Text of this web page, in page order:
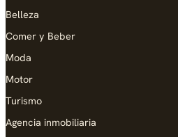
Belleza
Comer y Beber
Moda
Motor
Turismo
Agencia inmobiliaria